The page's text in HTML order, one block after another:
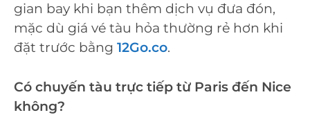
gian bay khi bạn thêm dịch vụ đưa đón,
mặc dù giá vé tàu hỏa thường rẻ hơn khi
đặt trước bằng 12Go.co.
Có chuyến tàu trực tiếp từ Paris đến Nice
không?